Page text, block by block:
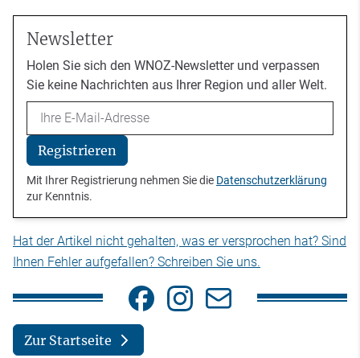
Newsletter
Holen Sie sich den WNOZ-Newsletter und verpassen
Sie keine Nachrichten aus Ihrer Region und aller Welt.
Email
Registrieren
Mit Ihrer Registrierung nehmen Sie die Datenschutzerklärung
zur Kenntnis.
Hat der Artikel nicht gehalten, was er versprochen hat? Sind
Ihnen Fehler aufgefallen? Schreiben Sie uns.
Zur Startseite